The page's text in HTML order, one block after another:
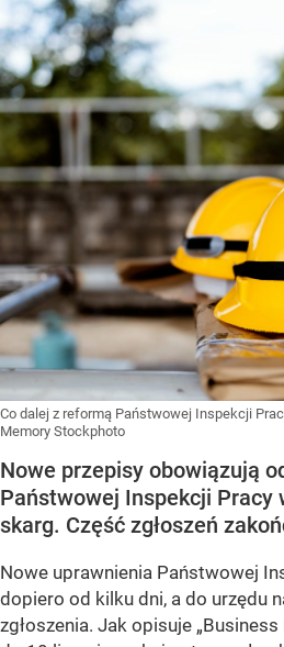
Co dalej z reformą Państwowej Inspekcji
Memory Stockphoto
Nowe przepisy obowiązują
Państwowej Inspekcji Pracy
skarg. Część zgłoszeń
Nowe uprawnienia Państwowej
dopiero od kilku dni, a do urzędu
zgłoszenia. Jak opisuje